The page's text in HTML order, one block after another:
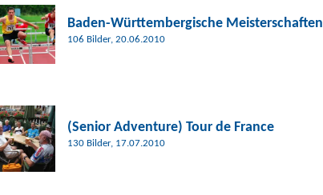
Baden-Württembergische Meisterschaften
106 Bilder, 20.06.2010
(Senior Adventure) Tour de France
130 Bilder, 17.07.2010